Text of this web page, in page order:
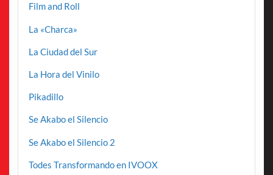
Film and Roll
La «Charca»
La Ciudad del Sur
La Hora del Vinilo
Pikadillo
Se Akabo el Silencio
Se Akabo el Silencio 2
Todes Transformando en IVOOX